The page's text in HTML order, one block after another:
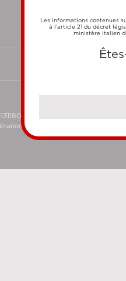
de Shanghai Luzi Enterprise
Les informations contenues
à l’article 21 du décret
ministère italien